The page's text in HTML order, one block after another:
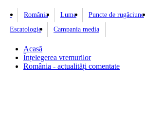
România Lume Puncte de rugăciune
Escatologie
Campania media
Acasă
Înțelegerea vremurilor
România - actualități comentate